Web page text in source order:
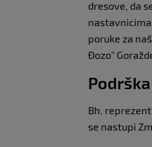
dresove, da
poruke za
Đozo"
Bh.
se nastupi